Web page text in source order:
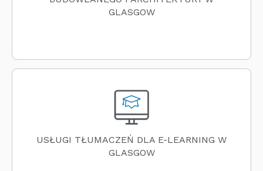
GLASGOW
USŁUGI TŁUMACZEŃ DLA E-LEARNING W
GLASGOW